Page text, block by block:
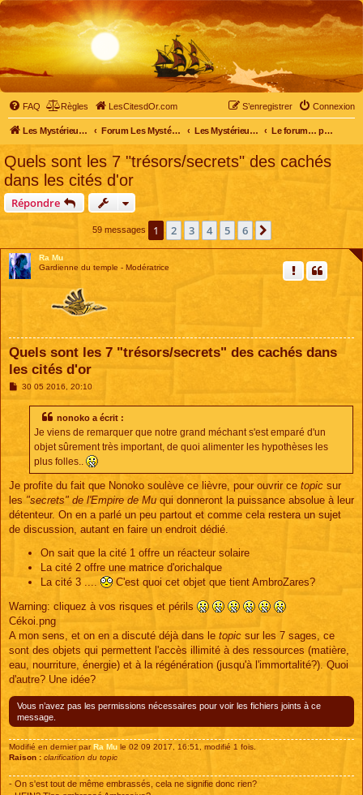
FAQ Règles LesCitesdOr.com Connexion
S’enregistrer
Les Mystérieuses Cités d'Or - LesCitesdOr.com Forum Les Mystérieuses Cités d'Or Les Mystérieuses Cités d'Or Le forum… pour tous
Quels sont les 7 "trésors/secrets" des cachés
dans les cités d'or
Répondre
59 messages 1 2 3 4 5 6
Ra Mu
Gardienne du temple - Modératrice
Quels sont les 7 "trésors/secrets" des cachés dans
les cités d'or
M30 05 2016, 20:10
nonoko a écrit :
Je viens de remarquer que notre grand méchant s'est emparé d'un
objet sûrement très important, de quoi alimenter les hypothèses les
plus folles..
Je profite du fait que Nonoko soulève ce lièvre, pour ouvrir ce topic sur
les "secrets" de l'Empire de Mu qui donneront la puissance absolue à leur
détenteur. On en a parlé un peu partout et comme cela restera un sujet
de discussion, autant en faire un endroit dédié.
On sait que la cité 1 offre un réacteur solaire
La cité 2 offre une matrice d'orichalque
La cité 3 ....
C'est quoi cet objet que tient AmbroZares?
Warning: cliquez à vos risques et périls
Cékoi.png
A mon sens, et on en a discuté déjà dans le topic sur les 7 sages, ce
sont des objets qui permettent l'accès illimité à des ressources (matière,
eau, nourriture, énergie) et à la régénération (jusqu'à l'immortalité?). Quoi
d'autre? Une idée?
Vous n’avez pas les permissions nécessaires pour voir les fichiers joints à ce
message.
Modifié en dernier parRa Mu le 02 09 2017, 16:51, modifié 1 fois.
Raison : clarification du topic
- On s'est tout de même embrassés, cela ne signifie donc rien?